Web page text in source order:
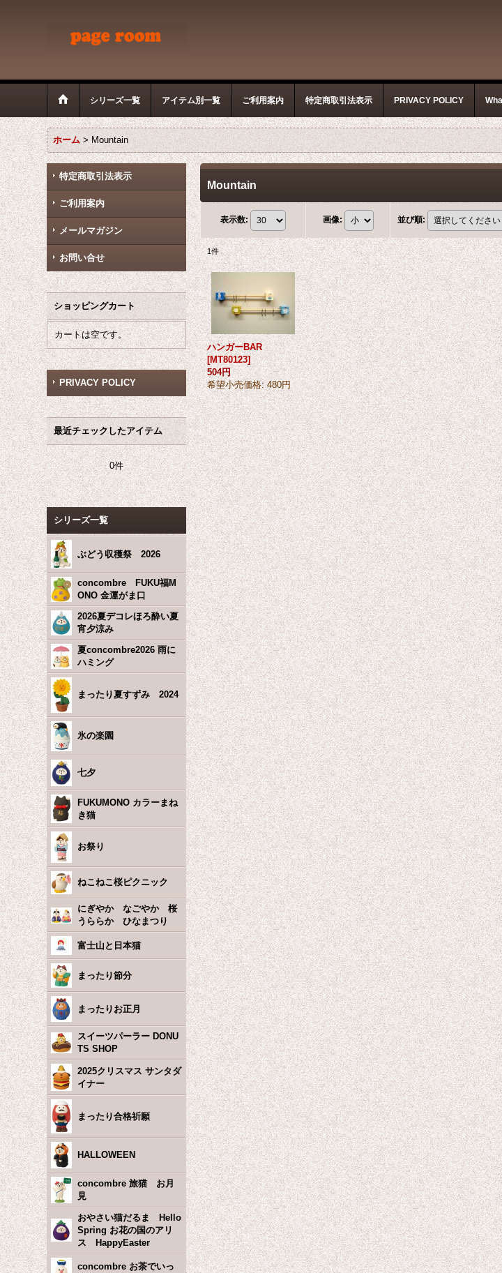
シリーズ一覧 アイテム別一覧 ご利用案内 特定商取引法表示 PRIVACY POLICY
ホーム > Mountain
特定商取引法表示
ご利用案内
メールマガジン
お問い合せ
ショッピングカート
カートは空です。
PRIVACY POLICY
最近チェックしたアイテム
0件
シリーズ一覧
ぶどう収穫祭 2026
concombre FUKU福M
ONO 金運がま口
2026夏デコレほろ酔い夏
宵夕涼み
夏concombre2026 雨に
ハミング
まったり夏すずみ 2024
氷の楽園
七夕
FUKUMONO カラーまね
き猫
お祭り
ねこねこ桜ピクニック
にぎやか なごやか 桜
うららか ひなまつり
富士山と日本猫
まったり節分
まったりお正月
スイーツパーラー DONU
TS SHOP
2025クリスマス サンタダ
イナー
まったり合格祈願
HALLOWEEN
concombre 旅猫 お月
見
おやさい猫だるま Hello
Spring お花の国のアリ
ス HappyEaster
concombre お茶でいっ
Mountain
表示数: 画像: 並び順:
1件
ハンガーBAR
[MT80123]
504円
希望小売価格: 480円